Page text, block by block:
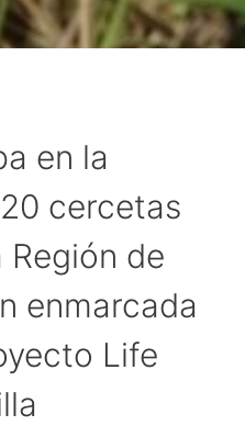
en la
cercetas
Región de
enmarcada
Life